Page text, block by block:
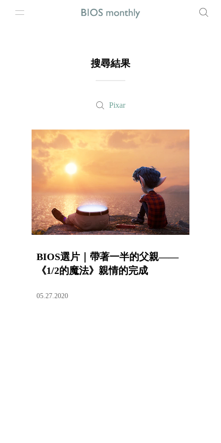
搜尋結果
Pixar
BIOS選片｜帶著一半的父親——
《1/2的魔法》親情的完成
05.27.2020